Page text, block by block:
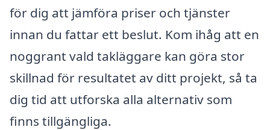
för dig att jämföra priser och tjänster
innan du fattar ett beslut. Kom ihåg att en
noggrant vald takläggare kan göra stor
skillnad för resultatet av ditt projekt, så ta
dig tid att utforska alla alternativ som
finns tillgängliga.